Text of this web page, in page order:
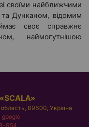
своїми найближчими
Дунканом, відомим
своє справжнє
наймогутнішою
89600, Україна
google
954